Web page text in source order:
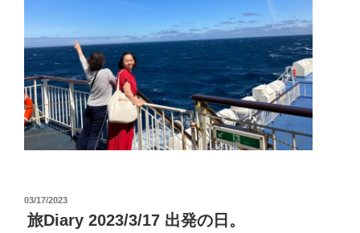
投
稿
日:
03/17/2023
旅Diary 2023/3/17 出発の日。